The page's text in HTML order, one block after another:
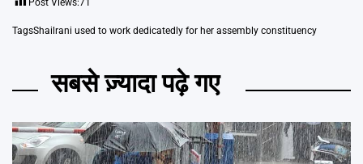
Post Views:71
TagsShailrani used to work dedicatedly for her assembly constituency
सबसे ज़्यादा पढ़े गए